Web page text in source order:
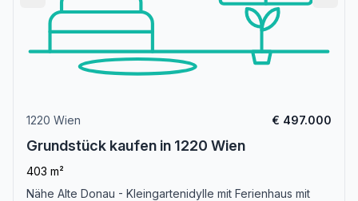
1220 Wien € 497.000
Grundstück kaufen in 1220 Wien
403 m²
Nähe Alte Donau - Kleingartenidylle mit Ferienhaus mit